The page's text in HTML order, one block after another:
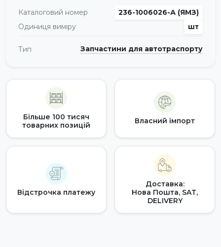
Каталоговий номер
236-1006026-А (ЯМЗ)
Одиниця виміру
шт
Тип Запчастини для автотраспорту
Більше 100 тисяч
товарних позицій
Власний імпорт
Відстрочка платежу
Доставка:
Нова Пошта, SAT,
DELIVERY